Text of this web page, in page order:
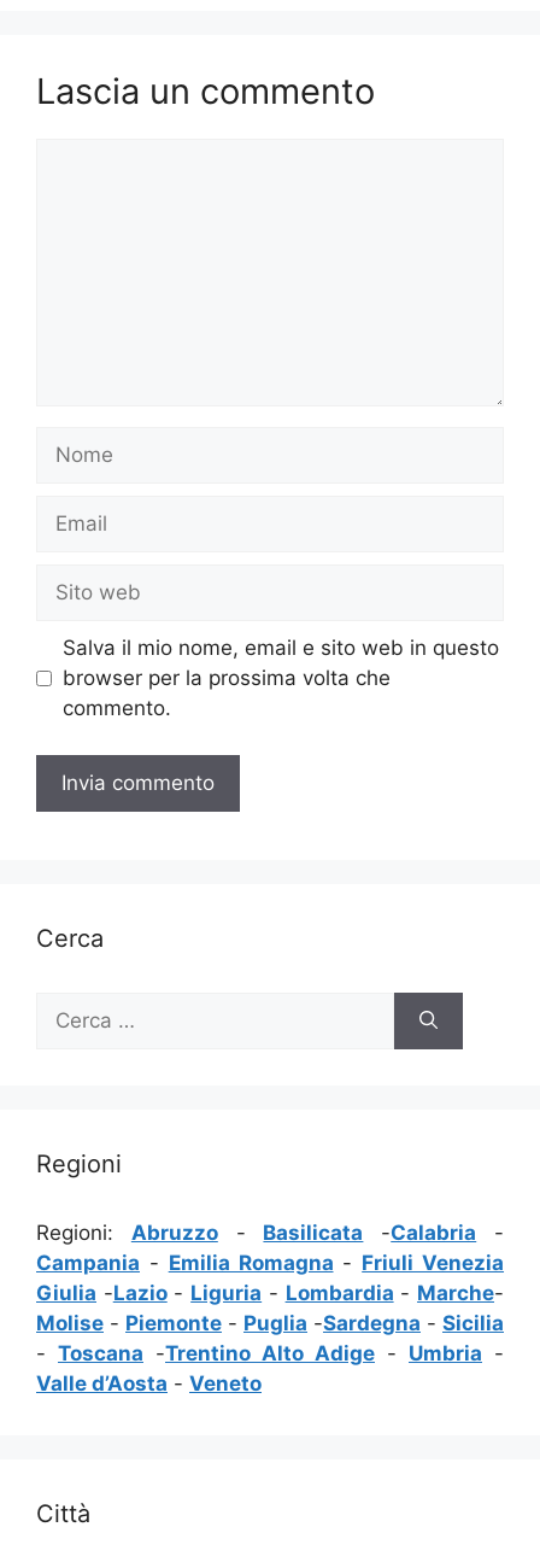
Lascia un commento
Nome
Email
Sito
web
Salva il mio nome, email e sito web in questo
browser per la prossima volta che
commento.
Cerca
per:
Regioni
Regioni: Abruzzo- Basilicata -Calabria -
Campania - Emilia Romagna - Friuli Venezia
Giulia -Lazio- Liguria - Lombardia - Marche-
Molise - Piemonte - Puglia -Sardegna - Sicilia
- Toscana -Trentino Alto Adige - Umbria -
Valle d’Aosta - Veneto
Città